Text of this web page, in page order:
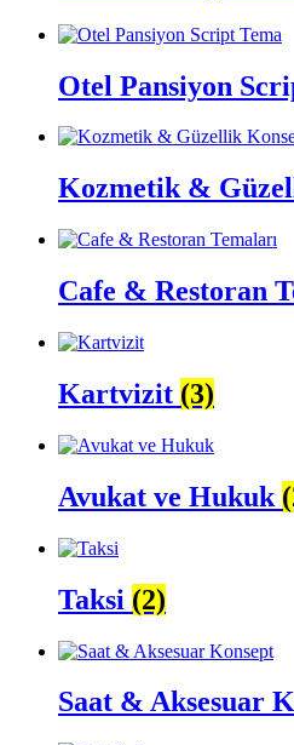
Otel Pansiyon
Kozmetik &
Cafe & Restoran
Kartvizit (3)
Avukat ve Hukuk
Taksi (2)
Saat & Aksesuar